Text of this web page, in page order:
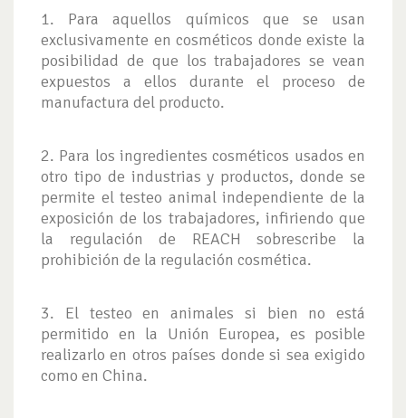
1. Para aquellos químicos que se usan
exclusivamente en cosméticos donde existe la
posibilidad de que los trabajadores se vean
expuestos a ellos durante el proceso de
manufactura del producto.
2. Para los ingredientes cosméticos usados en
otro tipo de industrias y productos, donde se
permite el testeo animal independiente de la
exposición de los trabajadores, infiriendo que
la regulación de REACH sobrescribe la
prohibición de la regulación cosmética.
3. El testeo en animales si bien no está
permitido en la Unión Europea, es posible
realizarlo en otros países donde si sea exigido
como en China.